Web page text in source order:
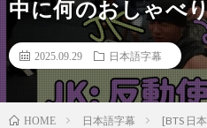
中に何のおしゃべ
2025.09.29 日本語字幕
HOME 日本語字幕 [BTS 日